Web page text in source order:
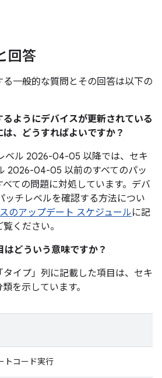
回答
一般的な質問とその回答は以下の
ようにデバイスが更新されている
、どうすればよいですか？
ベル 2026-04-05 以降では、セキ
2026-04-05 以前のすべてのパッ
ての問題に対処しています。デバ
ッチレベルを確認する方法につい
のアップデート スケジュールに記
ください。
はどういう意味ですか？
イプ」 列に記載した項目は、セキ
を示しています。
トコード実行